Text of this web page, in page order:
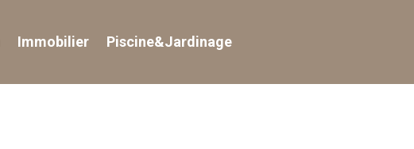
Immobilier Piscine&Jardinage